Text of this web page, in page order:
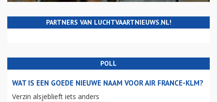
PARTNERS VAN LUCHTVAARTNIEUWS.NL!
POLL
WAT IS EEN GOEDE NIEUWE NAAM VOOR AIR FRANCE-KLM?
Verzin alsjeblieft iets anders